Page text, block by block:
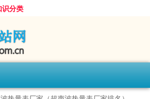
识分类